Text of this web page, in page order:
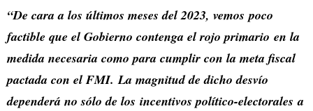
“De cara a los últimos meses del 2023, vemos poco
factible que el Gobierno contenga el rojo primario en la
medida necesaria como para cumplir con la meta fiscal
pactada con el FMI. La magnitud de dicho desvío
dependerá no sólo de los incentivos político-electorales a